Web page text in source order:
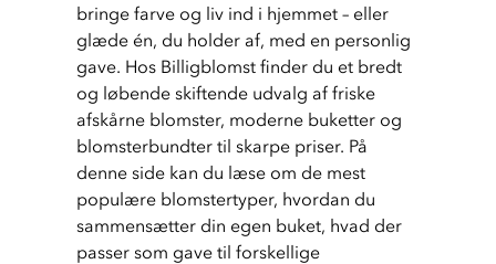
bringe farve og liv ind i hjemmet – eller
glæde én, du holder af, med en personlig
gave. Hos Billigblomst finder du et bredt
og løbende skiftende udvalg af friske
afskårne blomster, moderne buketter og
blomsterbundter til skarpe priser. På
denne side kan du læse om de mest
populære blomstertyper, hvordan du
sammensætter din egen buket, hvad der
passer som gave til forskellige